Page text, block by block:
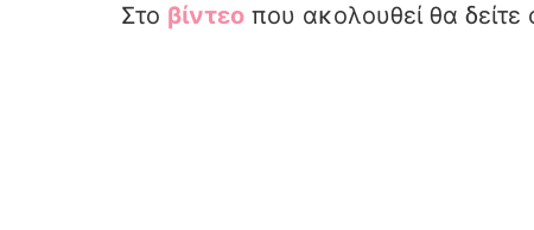
Στο βίντεο που ακολουθεί θα δείτε